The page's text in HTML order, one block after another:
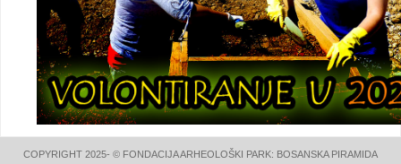
COPYRIGHT 2025- © FONDACIJA ARHEOLOŠKI PARK: BOSANSKA PIRAMIDA